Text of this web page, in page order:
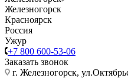
Железногорск
Красноярск
Россия
Ужур
+7 800 600-53-06
Заказать звонок
г. Железногорск,